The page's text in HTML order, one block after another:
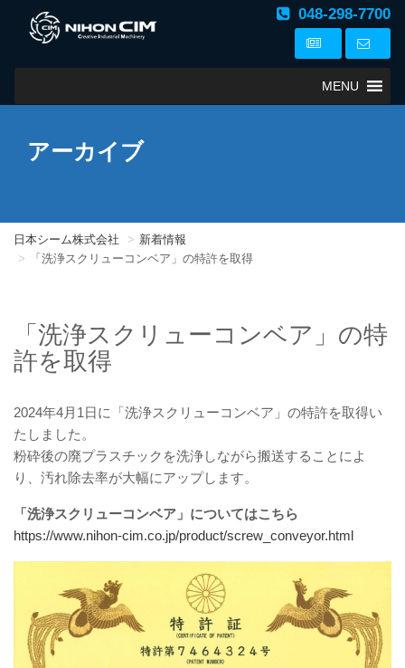
048-298-7700
MENU
アーカイブ
日本シーム株式会社
新着情報
「洗浄スクリューコンベア」の特許を取得
「洗浄スクリューコンベア」の特
許を取得
2024年4月1日に「洗浄スクリューコンベア」の特許を取得い
たしました。
粉砕後の廃プラスチックを洗浄しながら搬送することによ
り、汚れ除去率が大幅にアップします。
「洗浄スクリューコンベア」についてはこちら
https://www.nihon-cim.co.jp/product/screw_conveyor.html